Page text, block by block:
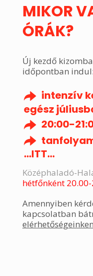
MIKOR
ÓRÁK?
Új kezdő
időpontban indul:
intenzív
egész
20:00-
...ITT...
Középhaladó-
hétfőnként
Amennyiben
kapcsolatban